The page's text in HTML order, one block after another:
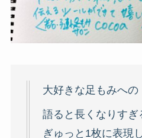
大好きな足もみへの
語ると長くなりすぎ
ぎゅっと1枚に表現